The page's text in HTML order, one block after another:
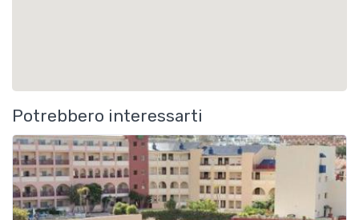
Potrebbero interessarti